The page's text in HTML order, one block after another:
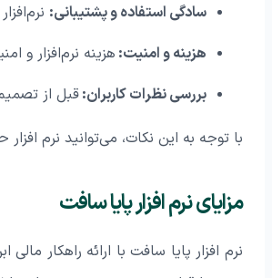
سادگی استفاده و پشتیبانی:
هزینه و امنیت: هزینه نرم‌افزار و
بررسی نظرات کاربران:قبل از
با توجه به این نکات، می‌توانید نرم
مزایای نرم افزار پایا سافت
نرم افزار پایا سافت با ارائه راهکار